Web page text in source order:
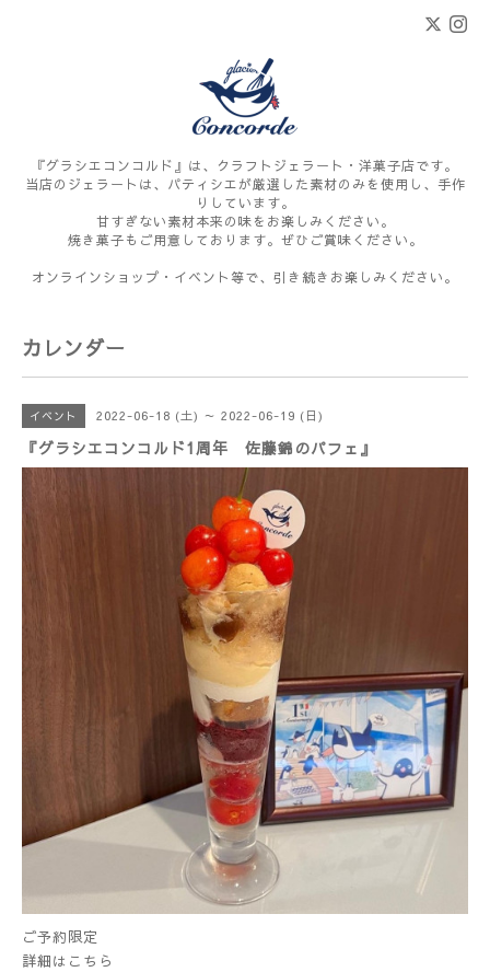
『グラシエコンコルド』は、クラフトジェラート・洋菓子店です。
当店のジェラートは、パティシエが厳選した素材のみを使用し、手作
りしています。
甘すぎない素材本来の味をお楽しみください。
焼き菓子もご用意しております。ぜひご賞味ください。
オンラインショップ・イベント等で、引き続きお楽しみください。
カレンダー
イベント 2022-06-18 (土) ～ 2022-06-19 (日)
『グラシエコンコルド1周年 佐藤錦のパフェ』
ご予約限定
詳細はこちら